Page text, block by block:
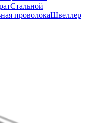
Стальной
проволокаШвеллер